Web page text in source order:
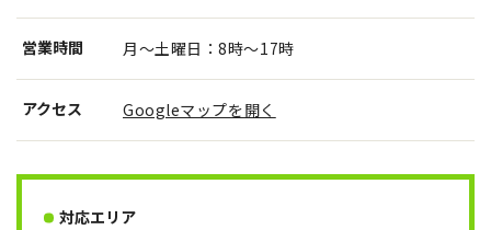
営業時間 月〜土曜日：8時～17時
アクセス Googleマップを開く
対応エリア